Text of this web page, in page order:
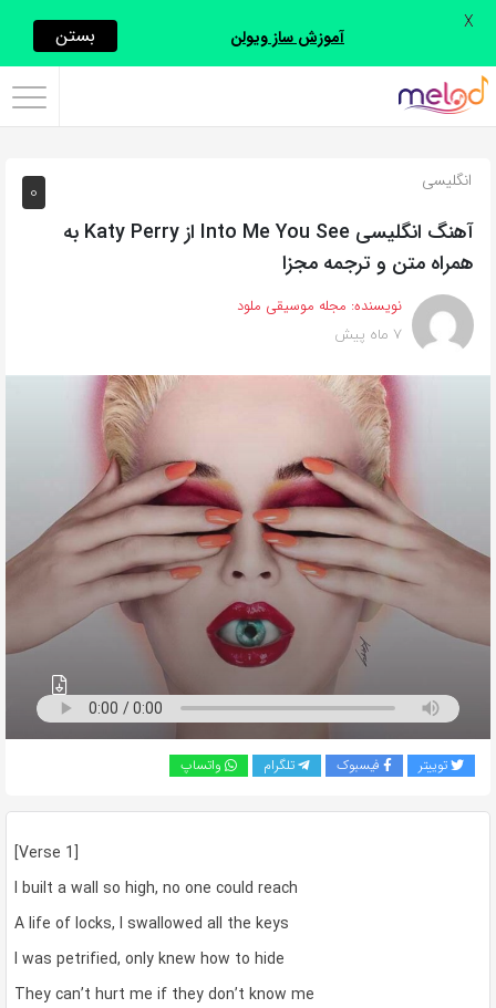
اشتراک
با
روش‌های
زیر
این
صفحه
را
اشتراک
بگذارید.
کپی
0 انگلیسی
آهنگ انگلیسی Into Me You See از Katy Perry به
همراه متن و ترجمه مجزا
نویسنده: مجله موسیقی ملود
7 ماه پیش
توییتر فیسبوک تلگرام واتساپ
[Verse 1]
I built a wall so high, no one could reach
A life of locks, I swallowed all the keys
I was petrified, only knew how to hide
They can’t hurt me if they don’t know me
آموزش ساز ویولن بستن X